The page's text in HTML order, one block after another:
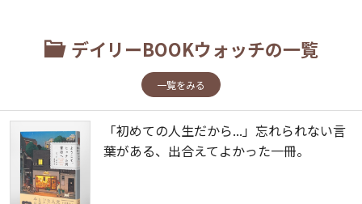
デイリーBOOKウォッチの一覧
一覧をみる
「初めての人生だから...」忘れられない言
葉がある、出合えてよかった一冊。